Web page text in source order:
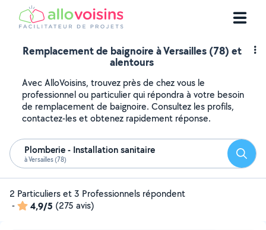
Remplacement de baignoire à Versailles (78) et
alentours
Avec AlloVoisins, trouvez près de chez vous le
professionnel ou particulier qui répondra à votre besoin
de remplacement de baignoire. Consultez les profils,
contactez-les et obtenez rapidement réponse.
Plomberie - Installation sanitaire
à Versailles (78)
2 Particuliers et 3 Professionnels répondent
-
4,9/5 (275 avis)